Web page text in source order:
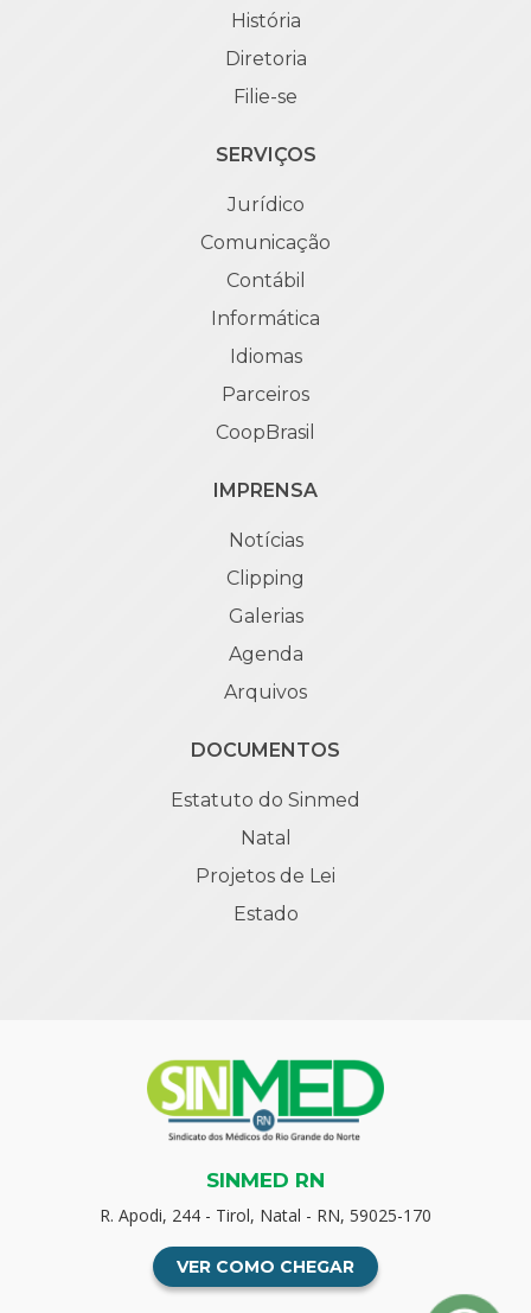
História
Diretoria
Filie-se
SERVIÇOS
Jurídico
Comunicação
Contábil
Informática
Idiomas
Parceiros
CoopBrasil
IMPRENSA
Notícias
Clipping
Galerias
Agenda
Arquivos
DOCUMENTOS
Estatuto do Sinmed
Natal
Projetos de Lei
Estado
SINMED RN
R. Apodi, 244 - Tirol, Natal - RN, 59025-170
VER COMO CHEGAR